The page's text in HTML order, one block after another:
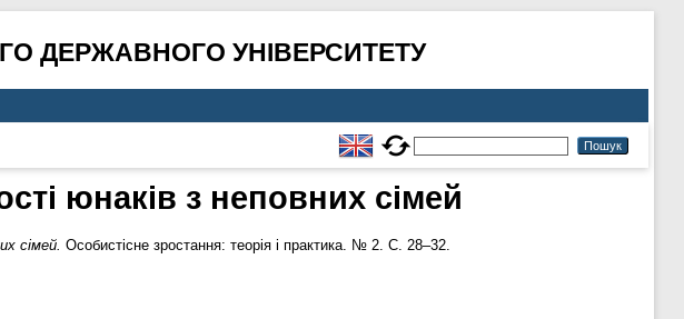
ДЕРЖАВНОГО УНІВЕРСИТЕТУ
юнаків з неповних сімей
сімей. Особистісне зростання: теорія і практика. № 2. С. 28–32.